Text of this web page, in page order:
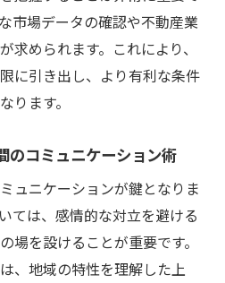
市場データの確認や不動産業
求められます。これにより、
に引き出し、より有利な条件
ります。
のコミュニケーション術
ュニケーションが鍵となりま
ては、感情的な対立を避ける
場を設けることが重要です。
、地域の特性を理解した上